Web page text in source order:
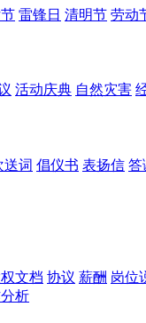
雷锋日 清明节 劳动
活动庆典 自然灾害
送词 倡仪书 表扬信 答
文档 协议 薪酬 岗位
析